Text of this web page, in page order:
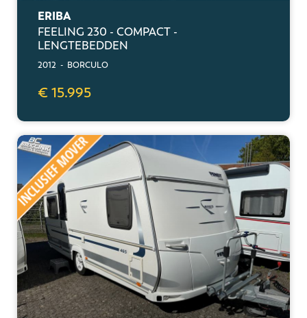
ERIBA
FEELING 230 - COMPACT -
LENGTEBEDDEN
2012 - BORCULO
€ 15.995